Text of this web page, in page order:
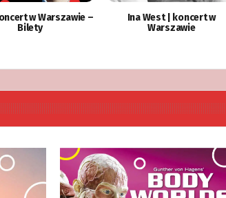
w Warszawie –
Bilety
Ina West | koncert w
Warszawie